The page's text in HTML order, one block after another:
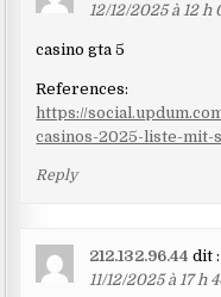
12/12/2025 à 12
casino gta 5
References:
https://
casinos-2025-liste-
Reply
212.132.96.44 dit :
11/12/2025 à 17 h